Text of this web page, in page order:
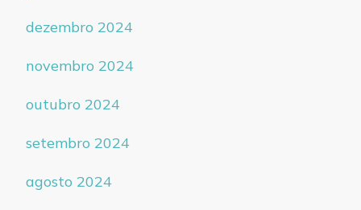
dezembro 2024
novembro 2024
outubro 2024
setembro 2024
agosto 2024